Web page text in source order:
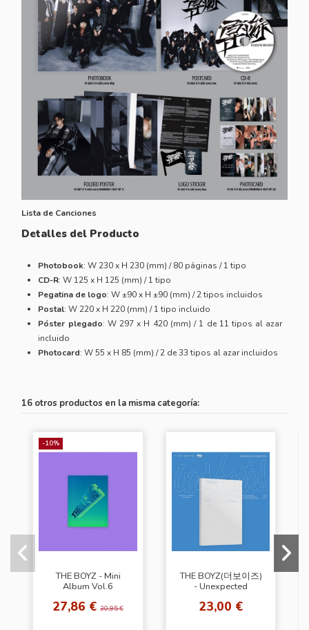
Lista de Canciones
Detalles del Producto
Photobook: W 230 x H 230 (mm) / 80 páginas / 1 tipo
CD-R: W 125 x H 125 (mm) / 1 tipo
Pegatina de logo: W ±90 x H ±90 (mm) / 2 tipos incluidos
Postal: W 220 x H 220 (mm) / 1 tipo incluido
Póster plegado: W 297 x H 420 (mm) / 1 de 11 tipos al azar
incluido
Photocard: W 55 x H 85 (mm) / 2 de 33 tipos al azar incluidos
16 otros productos en la misma categoría:
-10%
THE BOYZ - Mini
Album Vol.6
Ver.)
27,86 €30,95 €
THE BOYZ(더보이즈)
- Unexpected
Begin Ver.]
23,00 €